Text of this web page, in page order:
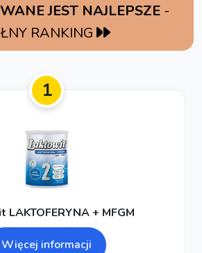
JEST NAJLEPSZE -
RANKING
1
LAKTOFERYNA + MFGM
Więcej informacji